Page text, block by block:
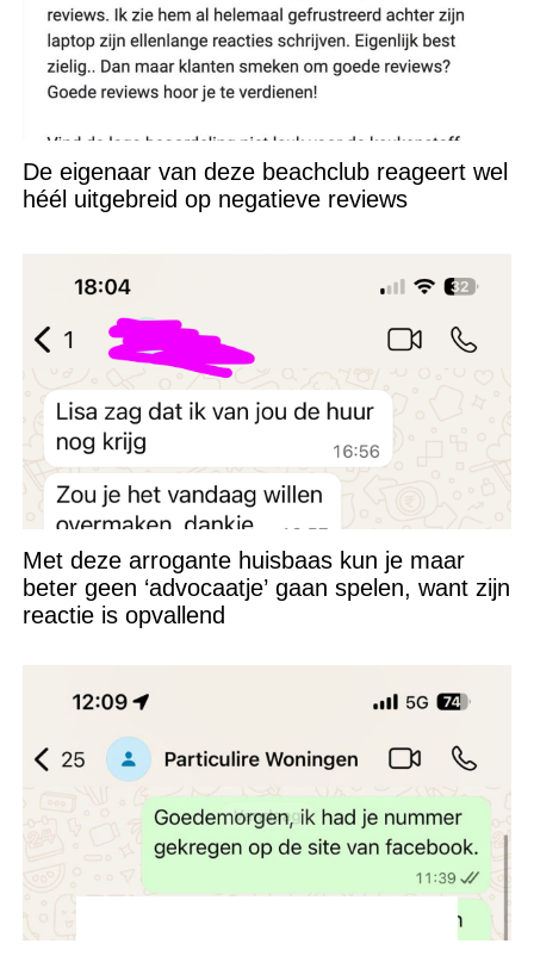
De eigenaar van deze beachclub reageert wel
héél uitgebreid op negatieve reviews
Met deze arrogante huisbaas kun je maar
beter geen ‘advocaatje’ gaan spelen, want zijn
reactie is opvallend